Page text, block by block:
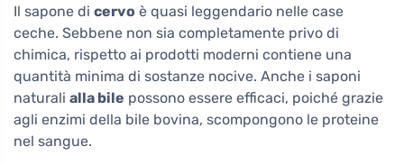
Il sapone di cervo è quasi leggendario nelle case
ceche. Sebbene non sia completamente privo di
chimica, rispetto ai prodotti moderni contiene una
quantità minima di sostanze nocive. Anche i saponi
naturali alla bile possono essere efficaci, poiché grazie
agli enzimi della bile bovina, scompongono le proteine
nel sangue.